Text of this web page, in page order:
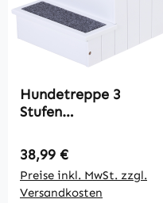
Hundetreppe 3
Stufen
Haustiertreppe
Hundetreppe für
Hunde und Katzen
Tiertreppe
Regulärer Preis:
38,99 €
Preise inkl. MwSt. zzgl.
Versandkosten